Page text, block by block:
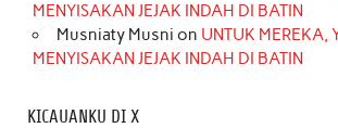
MENYISAKAN JEJAK INDAH DI BATIN
Musniaty Musni on UNTUK MEREKA,
MENYISAKAN JEJAK INDAH DI BATIN
KICAUANKU DI X